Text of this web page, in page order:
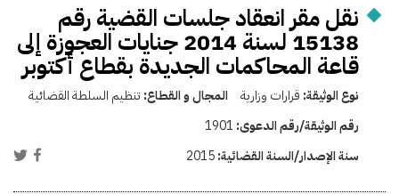
نقل مقر انعقاد جلسات القضية رقم
15138 لسنة 2014 جنايات العجوزة إلى
قاعة المحاكمات الجديدة بقطاع أكتوبر
نوع الوثيقة: قرارات وزارية المجال و القطاع: تنظيم السلطة القضائية
رقم الوثيقة/رقم الدعوى: 1901
سنة الإصدار/السنة القضائية:2015